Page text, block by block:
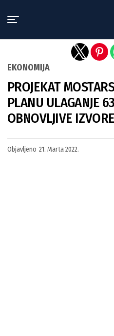
EKONOMIJA
PROJEKAT
PLANU ULAGANJE
OBNOVLJIVE
Objavljeno 21. Marta 2022.